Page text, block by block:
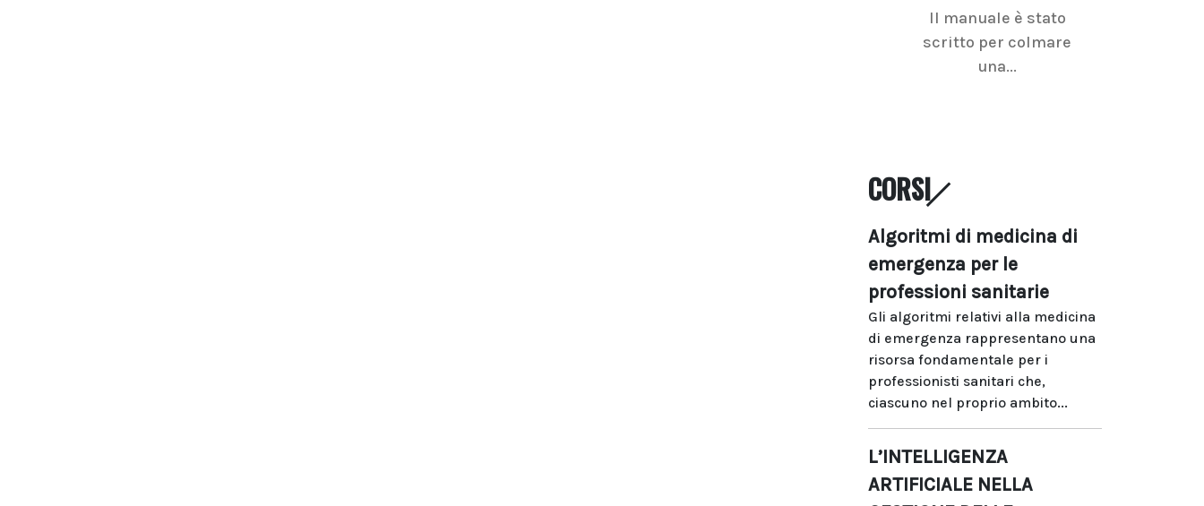
Il manuale è stato
scritto per colmare
una...
CORSI
Algoritmi di medicina di
emergenza per le
professioni sanitarie
Gli algoritmi relativi alla medicina
di emergenza rappresentano una
risorsa fondamentale per i
professionisti sanitari che,
ciascuno nel proprio ambito...
L’INTELLIGENZA
ARTIFICIALE NELLA